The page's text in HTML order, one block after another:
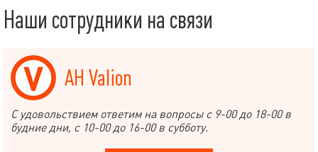
Наши сотрудники на связи
АН Valion
С удовольствием ответим на вопросы с 9-00 до 18-00 в
будние дни, с 10-00 до 16-00 в субботу.